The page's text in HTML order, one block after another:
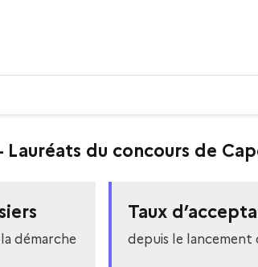
Lauréats du concours de
démarche
Taux
depuis le lancement